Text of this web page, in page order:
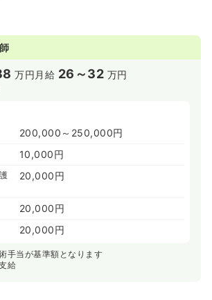
万円 月給 26～32 万円
200,000～250,000円
10,000円
20,000円
20,000円
20,000円
手当が基準額となります
給